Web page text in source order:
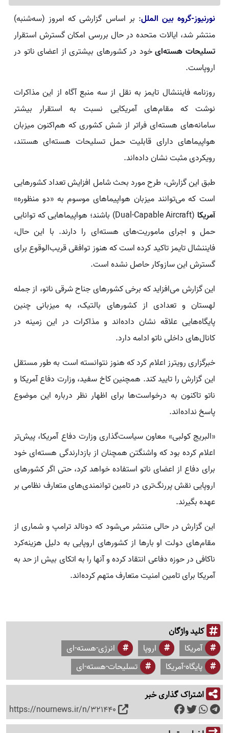
نورنیوز-گروه بین الملل: بر اساس گزارشی که امروز (سه‌شنبه)
منتشر شد، ایالات متحده در حال بررسی امکان گسترش استقرار
تسلیحات هسته‌ایخود در کشورهای بیشتری از اعضای ناتو در
اروپاست.
روزنامه فایننشال تایمز به نقل از سه منبع آگاه از این مذاکرات
نوشت که مقام‌های آمریکایی نسبت به استقرار بیشتر
سامانه‌های هسته‌ای فراتر از شش کشوری که هم‌اکنون میزبان
هواپیماهای دارای قابلیت حمل تسلیحات هسته‌ای هستند،
رویکردی مثبت نشان داده‌اند.
طبق این گزارش، طرح مورد بحث شامل افزایش تعداد کشورهایی
است که می‌توانند میزبان هواپیماهای موسوم به «دو منظوره»
آمریکا
(Dual-Capable Aircraft) باشند؛ هواپیماهایی که توانایی
حمل و اجرای ماموریت‌های هسته‌ای را دارند. با این حال،
فایننشال تایمز تاکید کرده است که هنوز توافقی قریب‌الوقوع برای
گسترش این سازوکار حاصل نشده است.
این گزارش می‌افزاید که برخی کشورهای جناح شرقی ناتو، از جمله
لهستان و تعدادی از کشورهای بالتیک، به میزبانی چنین
پایگاه‌هایی علاقه نشان داده‌اند و مذاکرات در این زمینه در
کانال‌های داخلی ناتو ادامه دارد.
خبرگزاری رویترز اعلام کرد که هنوز نتوانسته است به طور مستقل
این گزارش را تایید کند. همچنین کاخ سفید، وزارت دفاع آمریکا و
ناتو تاکنون به درخواست‌ها برای اظهار نظر درباره این موضوع
پاسخ نداده‌اند.
«البریج کولبی» معاون سیاست‌گذاری وزارت دفاع آمریکا، پیش‌تر
اعلام کرده بود که واشنگتن همچنان از بازدارندگی هسته‌ای خود
برای دفاع از اعضای ناتو استفاده خواهد کرد، حتی اگر کشورهای
اروپایی نقش پررنگ‌تری در تامین توانمندی‌های متعارف نظامی بر
عهده بگیرند.
این گزارش در حالی منتشر می‌شود که دونالد ترامپ و شماری از
مقام‌های دولت او بارها از کشورهای اروپایی به دلیل هزینه‌کرد
ناکافی در حوزه دفاعی انتقاد کرده و آنها را به اتکای بیش از حد به
آمریکا برای تامین امنیت متعارف متهم کرده‌اند.
کلید واژگان
آمریکا اروپا
انرژی-هسته-ای
پایگاه-آمریکا
تسلیحات-هسته-ای
اشتراک گذاری خبر
https://nournews.ir/n/321440